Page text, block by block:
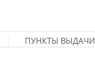
ПУНКТЫ ВЫДАЧИ